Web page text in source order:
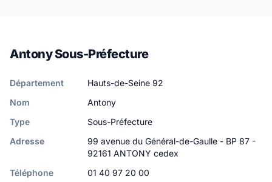
Antony Sous-Préfecture
Département
Hauts-de-Seine 92
Nom
Antony
Type
Sous-Préfecture
Adresse
99 avenue du Général-de-Gaulle - BP 87 -
92161 ANTONY cedex
Téléphone
01 40 97 20 00